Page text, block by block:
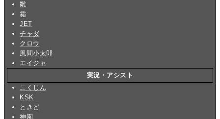
雛
霜
JET
チャダ
クロウ
風間小太郎
エイジャ
実況・アシスト
こくじん
KSK
ときど
神園